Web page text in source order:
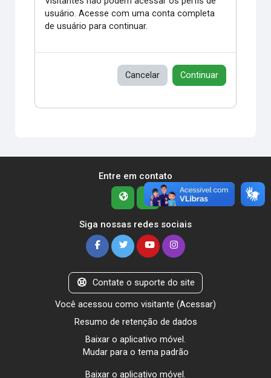
usuário. Acesse com uma conta completa
de usuário para continuar.
Cancelar Continuar
Entre em contato
Siga nossas redes sociais
Contate o suporte do site
Você acessou como visitante (Acessar)
Resumo de retenção de dados
Baixar o aplicativo móvel.
Mudar para o tema padrão
Baixar o aplicativo móvel.